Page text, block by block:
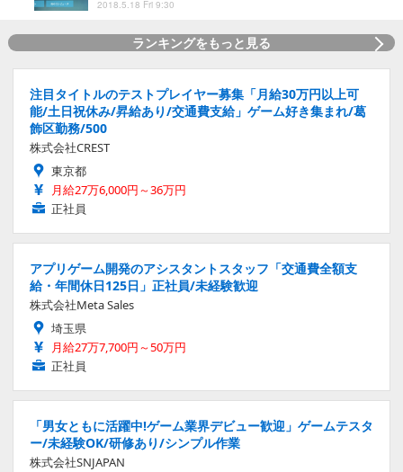
2018.5.18 Fri 9:30
ランキングをもっと見る
注目タイトルのテストプレイヤー募集「月給30万円以上可
能/土日祝休み/昇給あり/交通費支給」ゲーム好き集まれ/葛
飾区勤務/500
株式会社CREST
東京都
月給27万6,000円～36万円
正社員
アプリゲーム開発のアシスタントスタッフ「交通費全額支
給・年間休日125日」正社員/未経験歓迎
株式会社Meta Sales
埼玉県
月給27万7,700円～50万円
正社員
「男女ともに活躍中!ゲーム業界デビュー歓迎」ゲームテスタ
ー/未経験OK/研修あり/シンプル作業
株式会社SNJAPAN